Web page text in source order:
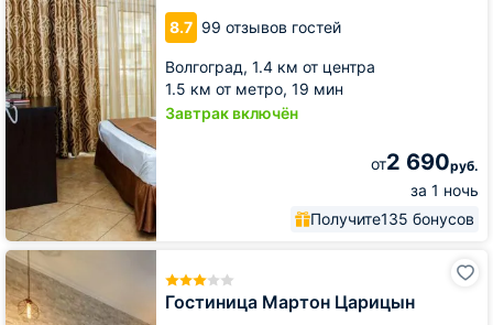
8.7 99 отзывов гостей
Волгоград, 1.4 км от центра
1.5 км от метро, 19 мин
Завтрак включён
от2 690руб.
за 1 ночь
Получите135 бонусов
Гостиница Мартон Царицын
Гостиница
Мартон
Царицын